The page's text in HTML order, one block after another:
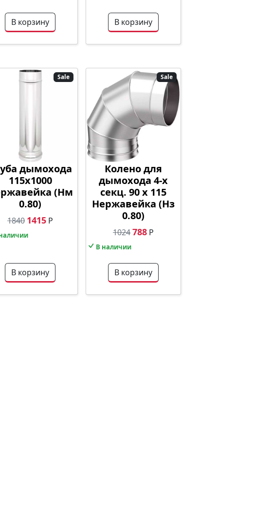
В корзину В корзину
Sale
дымохода
115х1000
(Нм
0.80)
1840 1415 Р
В корзину
Sale
Колено для
дымохода 4-х
секц. 90 х 115
Нержавейка (Нз
0.80)
1024788 Р
В наличии
В корзину